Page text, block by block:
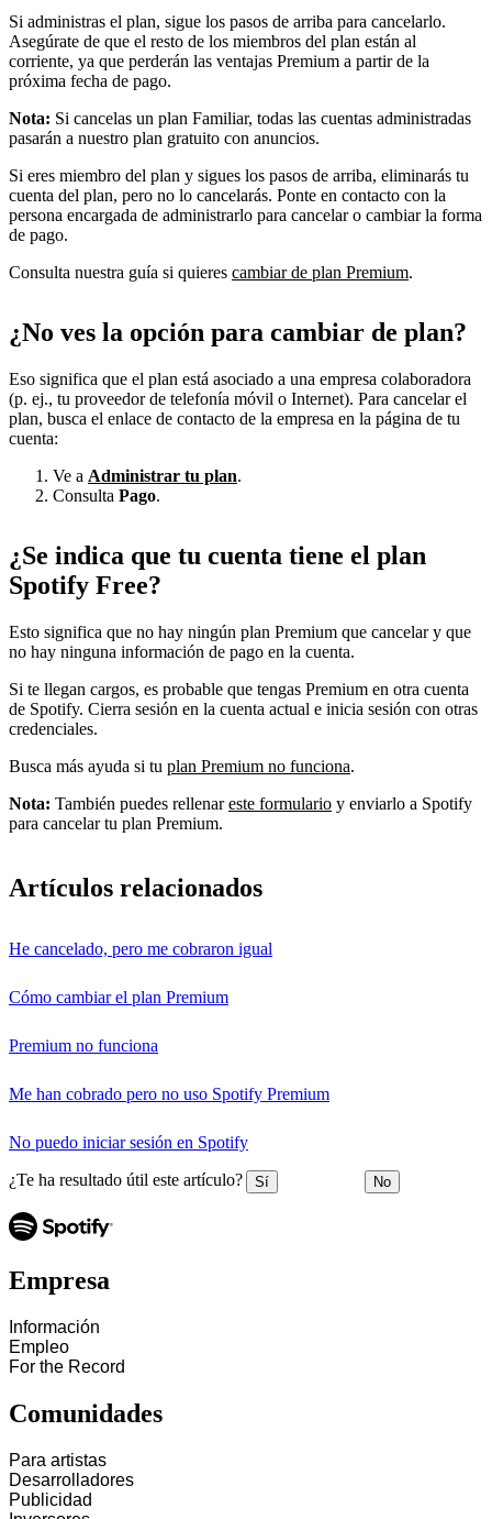
Si administras el plan, sigue los pasos de arriba para cancelarlo.
Asegúrate de que el resto de los miembros del plan están al
corriente, ya que perderán las ventajas Premium a partir de la
próxima fecha de pago.
Nota: Si cancelas un plan Familiar, todas las cuentas administradas
pasarán a nuestro plan gratuito con anuncios.
Si eres miembro del plan y sigues los pasos de arriba, eliminarás tu
cuenta del plan, pero no lo cancelarás. Ponte en contacto con la
persona encargada de administrarlo para cancelar o cambiar la forma
de pago.
Consulta nuestra guía si quieres cambiar de plan Premium.
¿No ves la opción para cambiar de plan?
Eso significa que el plan está asociado a una empresa colaboradora
(p. ej., tu proveedor de telefonía móvil o Internet). Para cancelar el
plan, busca el enlace de contacto de la empresa en la página de tu
cuenta:
Ve a Administrar tu plan.
Consulta Pago.
¿Se indica que tu cuenta tiene el plan
Spotify Free?
Esto significa que no hay ningún plan Premium que cancelar y que
no hay ninguna información de pago en la cuenta.
Si te llegan cargos, es probable que tengas Premium en otra cuenta
de Spotify. Cierra sesión en la cuenta actual e inicia sesión con otras
credenciales.
Busca más ayuda si tu plan Premium no funciona.
Nota: También puedes rellenareste formulario y enviarlo a Spotify
para cancelar tu plan Premium.
Artículos relacionados
He cancelado, pero me cobraron igual
Cómo cambiar el plan Premium
Premium no funciona
Me han cobrado pero no uso Spotify Premium
No puedo iniciar sesión en Spotify
¿Te ha resultado útil este artículo? Sí No
Empresa
Información
Empleo
For the Record
Comunidades
Para artistas
Desarrolladores
Publicidad